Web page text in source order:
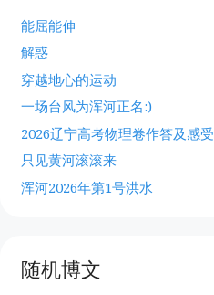
能屈能伸
解惑
穿越地心的运动
一场台风为浑河正名:)
2026辽宁高考物理卷作答及感受
只见黄河滚滚来
浑河2026年第1号洪水
随机博文